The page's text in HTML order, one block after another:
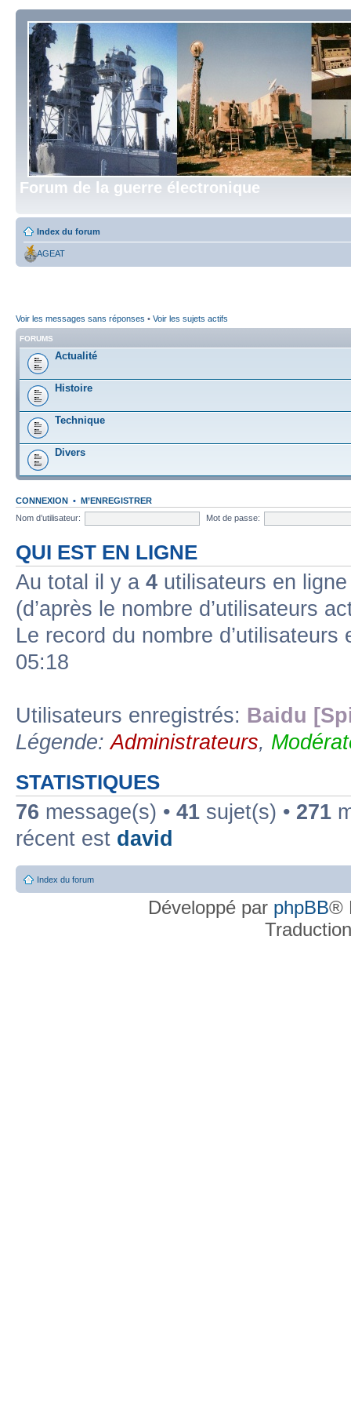
Forum de la guerre électronique
Index du forum
AGEAT
Voir les messages sans réponses • Voir les sujets actifs
FORUMS
Actualité
Histoire
Technique
Divers
CONNEXION • M’ENREGISTRER
Nom d’utilisateur:
Mot de passe:
QUI EST EN LIGNE
Au total il y a 4 utilisateurs en
(d’après le nombre d’utilisateurs
Le record du nombre
05:18
Utilisateurs enregistrés: Baidu
Légende:Administrateurs,
STATISTIQUES
76 message(s) • 41 sujet(s) • 271
récent est david
Index du forum
Développé par phpBB®